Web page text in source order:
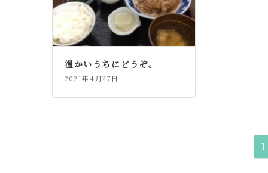
温かいうちにどうぞ。
2021年4月27日
ペ
1